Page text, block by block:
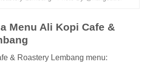
Menu Ali Kopi Cafe &
& Roastery Lembang menu: